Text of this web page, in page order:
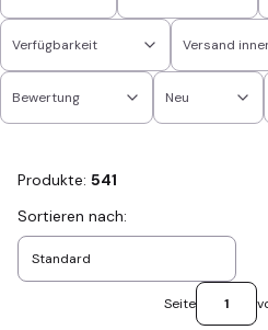
Verfügbarkeit Versand
Bewertung Neu
Produkte: 541
Produktliste
Sortieren nach:
Standard
Seite